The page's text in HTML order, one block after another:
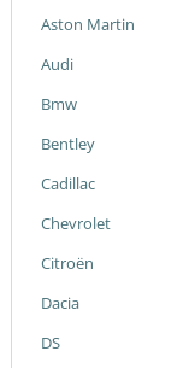
Aston Martin
Audi
Bmw
Bentley
Cadillac
Chevrolet
Citroën
Dacia
DS